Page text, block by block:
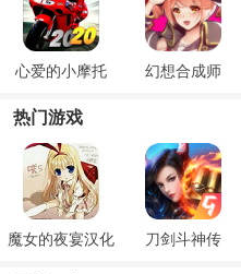
心爱的小摩托 幻想合成师
热门游戏
魔女的夜宴汉化
刀剑斗神传